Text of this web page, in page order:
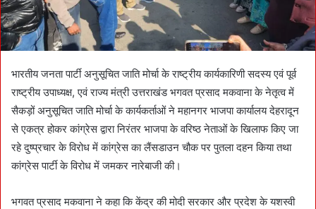
भारतीय जनता पार्टी अनुसूचित जाति मोर्चा के राष्ट्रीय कार्यकारिणी सदस्य एवं पूर्व
राष्ट्रीय उपाध्यक्ष, एवं राज्य मंत्री उत्तराखंड भगवत प्रसाद मकवाना के नेतृत्व में
सैकड़ों अनुसूचित जाति मोर्चा के कार्यकर्ताओं ने महानगर भाजपा कार्यालय देहरादून
से एकत्र होकर कांग्रेस द्वारा निरंतर भाजपा के वरिष्ठ नेताओं के खिलाफ किए जा
रहे दुष्प्रचार के विरोध में कांग्रेस का लैंसडाउन चौक पर पुतला दहन किया तथा
कांग्रेस पार्टी के विरोध में जमकर नारेबाजी की।
भगवत प्रसाद मकवाना ने कहा कि केंद्र की मोदी सरकार और प्रदेश के यशस्वी